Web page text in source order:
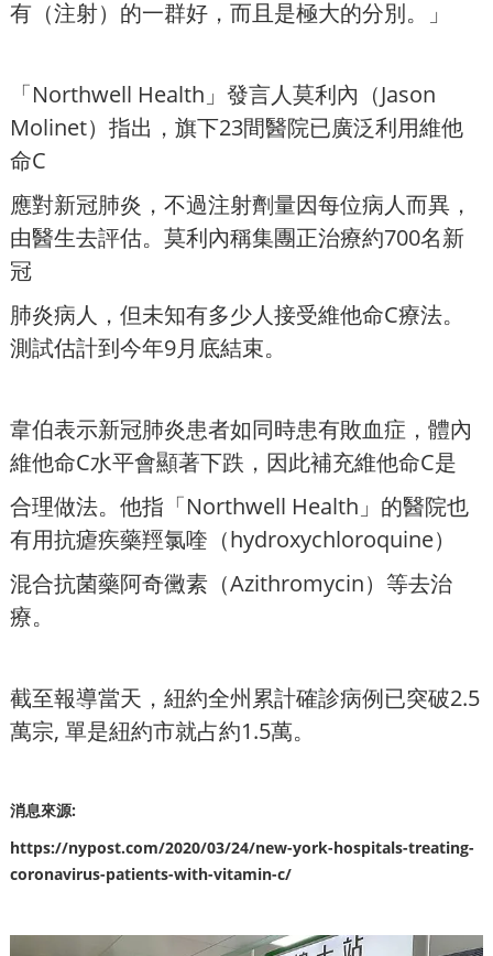
有（注射）的一群好，而且是極大的分別。」
「Northwell Health」發言人莫利內（Jason
Molinet）指出，旗下23間醫院已廣泛利用維他
命C
應對新冠肺炎，不過注射劑量因每位病人而異，
由醫生去評估。莫利內稱集團正治療約700名新
冠
肺炎病人，但未知有多少人接受維他命C療法。
測試估計到今年9月底結束。
韋伯表示新冠肺炎患者如同時患有敗血症，體內
維他命C水平會顯著下跌，因此補充維他命C是
合理做法。他指「Northwell Health」的醫院也
有用抗瘧疾藥羥氯喹（hydroxychloroquine）
混合抗菌藥阿奇黴素（Azithromycin）等去治
療。
截至報導當天，紐約全州累計確診病例已突破2.5
萬宗, 單是紐約市就占約1.5萬。
消息來源:
https://nypost.com/2020/03/24/new-york-hospitals-treating-
coronavirus-patients-with-vitamin-c/